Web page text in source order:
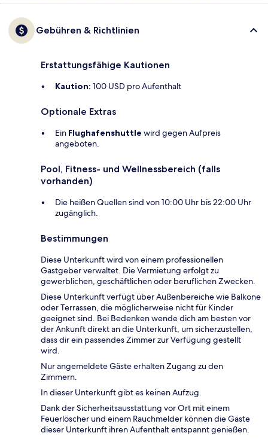
Gebühren & Richtlinien
Erstattungsfähige Kautionen
Kaution: 100 USD pro Aufenthalt
Optionale Extras
Ein Flughafenshuttle wird gegen Aufpreis
angeboten.
Pool, Fitness- und Wellnessbereich (falls
vorhanden)
Die heißen Quellen sind von 10:00 Uhr bis 22:00 Uhr
zugänglich.
Bestimmungen
Diese Unterkunft wird von einem professionellen
Gastgeber verwaltet. Die Vermietung erfolgt zu
gewerblichen, geschäftlichen oder beruflichen Zwecken.
Diese Unterkunft verfügt über Außenbereiche wie Balkone
oder Terrassen, die möglicherweise nicht für Kinder
geeignet sind. Bei Bedenken wende dich am besten vor
der Ankunft direkt an die Unterkunft, um sicherzustellen,
dass dir ein passendes Zimmer zur Verfügung gestellt
wird.
Nur angemeldete Gäste erhalten Zugang zu den
Zimmern.
In dieser Unterkunft gibt es keinen Aufzug.
Dank der Sicherheitsausstattung vor Ort mit einem
Feuerlöscher und einem Rauchmelder können die Gäste
dieser Unterkunft ihren Aufenthalt entspannt genießen.